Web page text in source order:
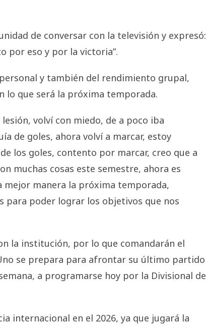
de conversar con la televisión y expresó:
por eso y por la victoria”.
y también del rendimiento grupal,
lo que será la próxima temporada.
volví con miedo, de a poco iba
de goles, ahora volví a marcar, estoy
los goles, contento por marcar, creo que a
muchas cosas este semestre, ahora es
manera la próxima temporada,
para poder lograr los objetivos que nos
la institución, por lo que comandarán el
se prepara para afrontar su último partido
a programarse hoy por la Divisional de
internacional en el 2026, ya que jugará la